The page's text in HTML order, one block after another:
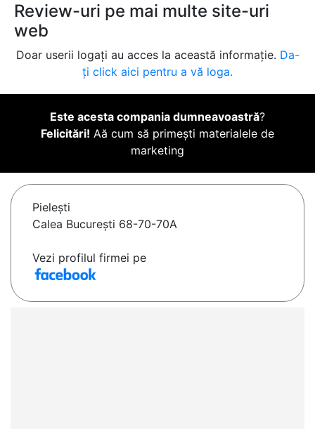
Review-uri pe mai multe site-uri
web
Doar userii logați au acces la această informație. Da-
ți click aici pentru a vă loga.
Este acesta compania dumneavoastră?
Felicitări! Aă cum să primești materialele de
marketing
Pieleşti
Calea București 68-70-70A
Vezi profilul firmei pe